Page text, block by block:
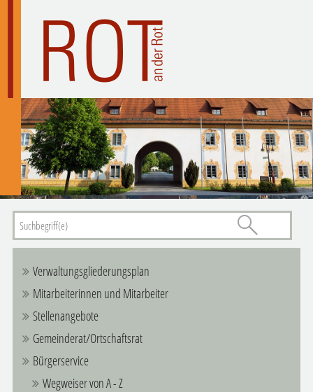
Verwaltungsgliederungsplan
Mitarbeiterinnen und Mitarbeiter
Stellenangebote
Gemeinderat/Ortschaftsrat
Bürgerservice
Wegweiser von A - Z